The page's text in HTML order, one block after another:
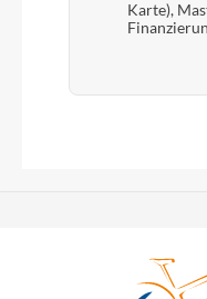
Karte),